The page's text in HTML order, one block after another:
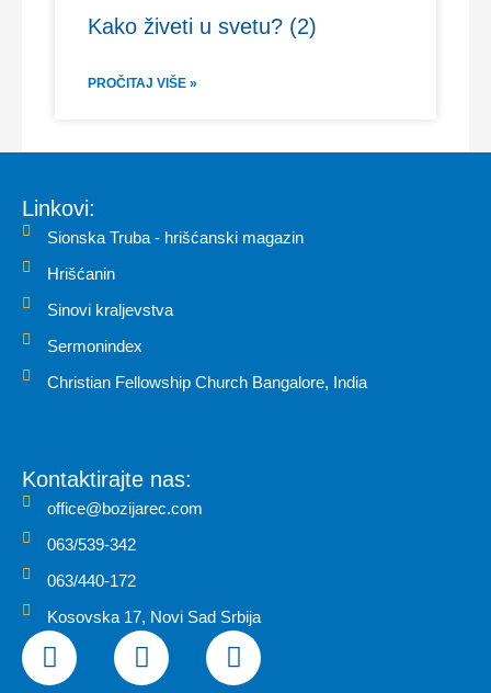
Kako živeti u svetu? (2)
PROČITAJ VIŠE »
Linkovi:
Sionska Truba - hrišćanski magazin
Hrišćanin
Sinovi kraljevstva
Sermonindex
Christian Fellowship Church Bangalore, India
Kontaktirajte nas:
office@bozijarec.com
063/539-342
063/440-172
Kosovska 17, Novi Sad Srbija
F
a
I
n
Y
o